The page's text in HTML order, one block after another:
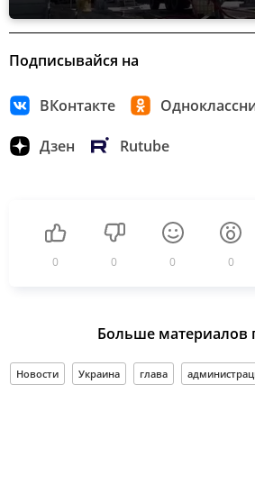
Подписывайся на
ВКонтакте
Дзен Rutube
0 0 0 0
Больше материалов
Новости Украина глава